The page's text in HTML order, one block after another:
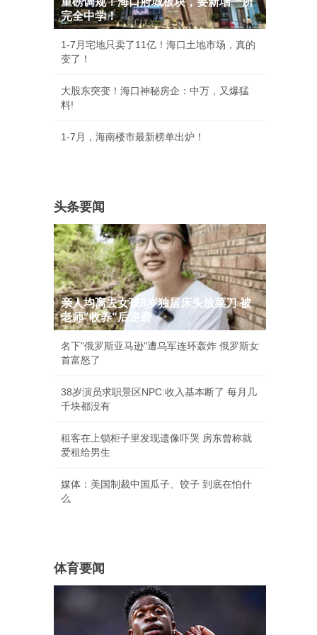
完全中学！
1-7月宅地只卖了11亿！海口土地市场，真的
变了！
大股东突变！海口神秘房企：中万，又爆猛
料!
1-7月，海南楼市最新榜单出炉！
头条要闻
亲人均离去女孩8岁独居床头放菜刀 被
老师"收养"后逆袭
名下"俄罗斯亚马逊"遭乌军连环轰炸 俄罗斯女
首富怒了
38岁演员求职景区NPC:收入基本断了 每月几
千块都没有
租客在上锁柜子里发现遗像吓哭 房东曾称就
爱租给男生
媒体：美国制裁中国瓜子、饺子 到底在怕什
么
体育要闻